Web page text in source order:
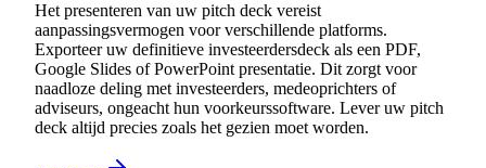
Het presenteren van uw pitch deck vereist
aanpassingsvermogen voor verschillende platforms.
Exporteer uw definitieve investeerdersdeck als een PDF,
Google Slides of PowerPoint presentatie. Dit zorgt voor
naadloze deling met investeerders, medeoprichters of
adviseurs, ongeacht hun voorkeurssoftware. Lever uw pitch
deck altijd precies zoals het gezien moet worden.